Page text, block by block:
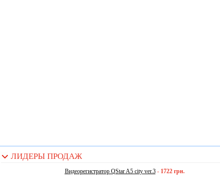
ЛИДЕРЫ ПРОДАЖ
Видеорегистратор QStar A5 city ver.3- 1722 грн.